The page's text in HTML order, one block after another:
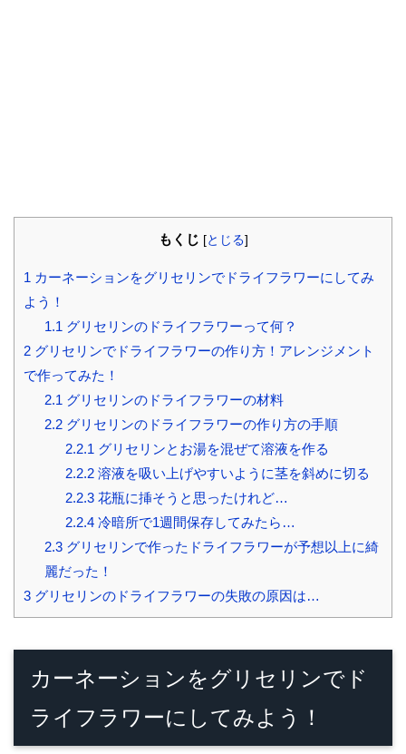
もくじ [とじる]
1 カーネーションをグリセリンでドライフラワーにしてみ
よう！
1.1 グリセリンのドライフラワーって何？
2 グリセリンでドライフラワーの作り方！アレンジメント
で作ってみた！
2.1 グリセリンのドライフラワーの材料
2.2グリセリンのドライフラワーの作り方の手順
2.2.1 グリセリンとお湯を混ぜて溶液を作る
2.2.2溶液を吸い上げやすいように茎を斜めに切る
2.2.3花瓶に挿そうと思ったけれど…
2.2.4冷暗所で1週間保存してみたら…
2.3グリセリンで作ったドライフラワーが予想以上に綺
麗だった！
3 グリセリンのドライフラワーの失敗の原因は…
カーネーションをグリセリンでド
ライフラワーにしてみよう！